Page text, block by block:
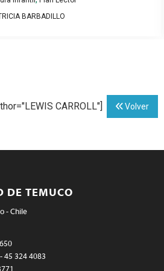
BARBADILLO
CARROLL"] Volver
DE TEMUCO
- Chile
45 324 4083